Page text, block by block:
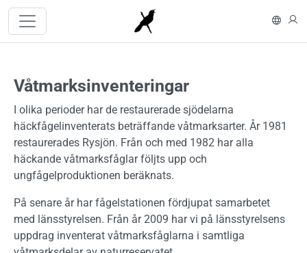
Hoppa till huvudinnehåll
In
Våtmarksinventeringar
I olika perioder har de restaurerade sjödelarna
häckfågelinventerats beträffande våtmarksarter. År 1981
restaurerades Rysjön. Från och med 1982 har alla
häckande våtmarksfåglar följts upp och
ungfågelproduktionen beräknats.
På senare år har fågelstationen fördjupat samarbetet
med länsstyrelsen. Från år 2009 har vi på länsstyrelsens
uppdrag inventerat våtmarksfåglarna i samtliga